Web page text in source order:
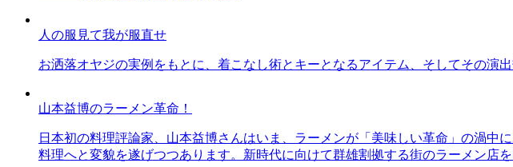
人の服見て我が服直せ
お洒落オヤジの実例をもとに、着こなし術とキーとなるアイテム、そしてその演出
山本益博のラーメン革命！
日本初の料理評論家、山本益博さんはいま、ラーメンが「美味しい革命」の渦
料理へと変貌を遂げつつあります。新時代に向けて群雄割拠する街のラーメン店